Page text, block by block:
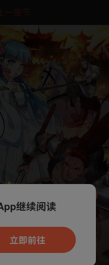
一章节
，可打开App新用
费看
继续阅读
立即前往